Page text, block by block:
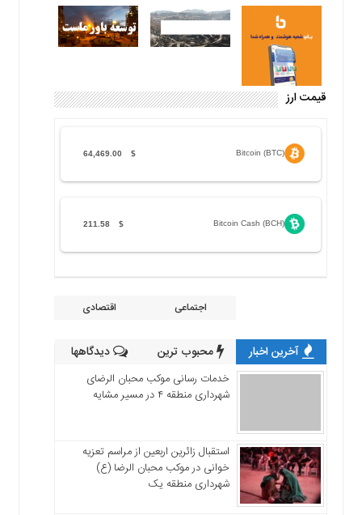
قیمت ارز
Bitcoin (BTC)
$
64,469.00
Bitcoin Cash (BCH)
$
211.58
اجتماعی اقتصادی
آخرین اخبار محبوب ترین دیدگاهها
خدمات رسانی موکب محبان الرضای
شهرداری منطقه ۴ در مسیر مشایه
استقبال زائرین اربعین از مراسم تعزیه
خوانی در موکب محبان الرضا (ع)
شهرداری منطقه یک